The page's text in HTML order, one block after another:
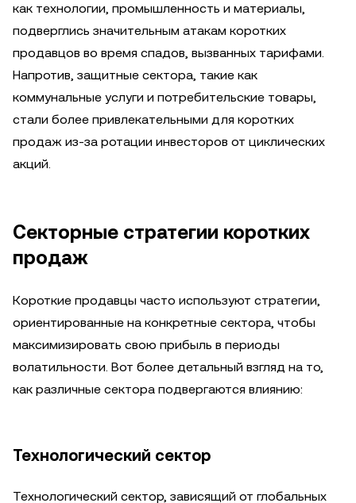
как технологии, промышленность и материалы,
подверглись значительным атакам коротких
продавцов во время спадов, вызванных тарифами.
Напротив, защитные сектора, такие как
коммунальные услуги и потребительские товары,
стали более привлекательными для коротких
продаж из-за ротации инвесторов от циклических
акций.
Секторные стратегии коротких
продаж
Короткие продавцы часто используют стратегии,
ориентированные на конкретные сектора, чтобы
максимизировать свою прибыль в периоды
волатильности. Вот более детальный взгляд на то,
как различные сектора подвергаются влиянию:
Технологический сектор
Технологический сектор, зависящий от глобальных